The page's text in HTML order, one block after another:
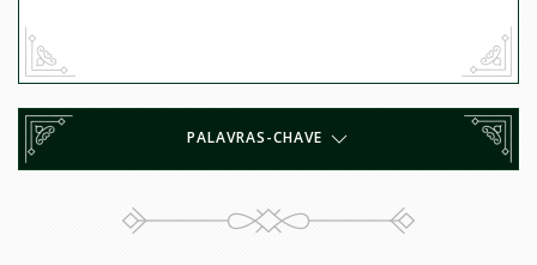
PALAVRAS-CHAVE